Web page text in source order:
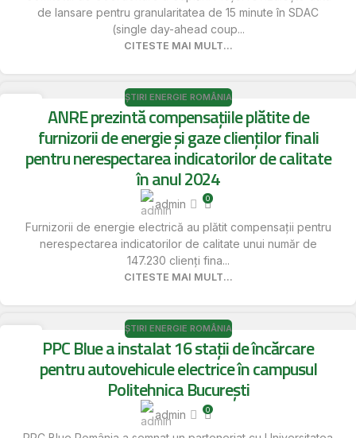
de lansare pentru granularitatea de 15 minute în SDAC
(single day-ahead coup...
CITESTE MAI MULT...
ȘTIRI ENERGIE ROMÂNIA
ANRE prezintă compensațiile plătite de
furnizorii de energie și gaze clienților finali
pentru nerespectarea indicatorilor de calitate
în anul 2024
admin 0
Furnizorii de energie electrică au plătit compensații pentru
nerespectarea indicatorilor de calitate unui număr de
147.230 clienți fina...
CITESTE MAI MULT...
ȘTIRI ENERGIE ROMÂNIA
PPC Blue a instalat 16 stații de încărcare
pentru autovehicule electrice în campusul
Politehnica București
admin 0